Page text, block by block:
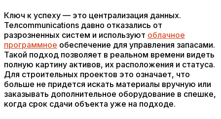
Ключ к успеху — это централизация данных.
Телcommunications давно отказались от
разрозненных систем и используют облачное
программное обеспечение для управления запасами.
Такой подход позволяет в реальном времени видеть
полную картину активов, их расположения и статуса.
Для строительных проектов это означает, что
больше не придется искать материалы вручную или
заказывать дополнительное оборудование в спешке,
когда срок сдачи объекта уже на подходе.